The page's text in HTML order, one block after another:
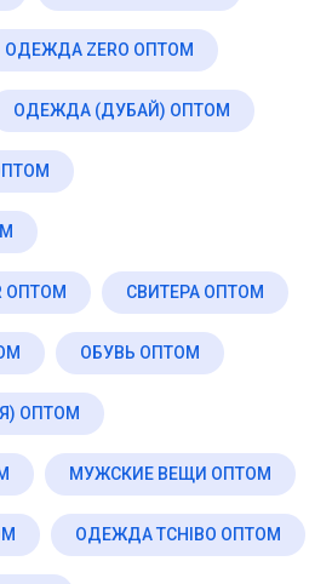
ОДЕЖДА ZERO ОПТОМ
ОДЕЖДА (ДУБАЙ) ОПТОМ
ОПТОМ СВИТЕРА ОПТОМ
ОБУВЬ ОПТОМ
ОПТОМ
МУЖСКИЕ ВЕЩИ ОПТОМ
ОДЕЖДА TCHIBO ОПТОМ